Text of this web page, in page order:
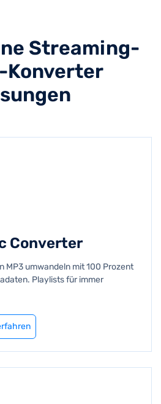
Streaming-
Konverter
Converter
MP3 umwandeln mit 100 Prozent
Playlists für immer